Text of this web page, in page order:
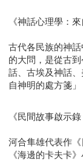
《神話心理學：
古代各民族的神
的大問，是從古
話、古埃及神話
自神明的處方箋
《民間故事啟示
河合隼雄代表作
《海邊的卡夫卡